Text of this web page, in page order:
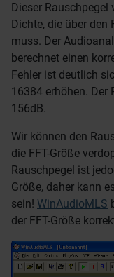
Dieser
Dichte, die über den
muss. Der
berechnet einen
Fehler ist deutlich
16384 erhöhen. Der
156dB.
Wir können den
die FFT-Größe
Rauschpegel ist
Größe, daher kann
sein! WinAudioMLS
der FFT-Größe